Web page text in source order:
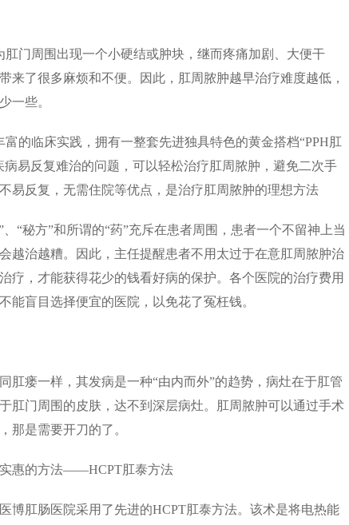
门周围出现一个小硬结或肿块，继而疼痛加剧、大便干
来了很多麻烦和不便。因此，肛周脓肿越早治疗难度越低，
一些。
临床实践，拥有一整套先进独具特色的黄金搭档“PPH肛
易反复难治的问题，可以轻松治疗肛周脓肿，避免二次手
易反复，无需住院等优点，是治疗肛周脓肿的理想方法
秘方”和所谓的“药”充斥在患者周围，患者一个不留神上当
越治越糟。因此，主任提醒患者不用太过于在意肛周脓肿治
疗，才能获得花少的钱看好病的保护。各个医院的治疗费用
能盲目选择便宜的医院，以免花了冤枉钱。
瘘一样，其发病是一种“由内而外”的趋势，病灶在于肛管
肛门周围的皮肤，达不到深层病灶。肛周脓肿可以通过手术
那是需要开刀的了。
惠的方法——HCPT肛泰方法
肛肠医院采用了先进的HCPT肛泰方法。该术是将电热能